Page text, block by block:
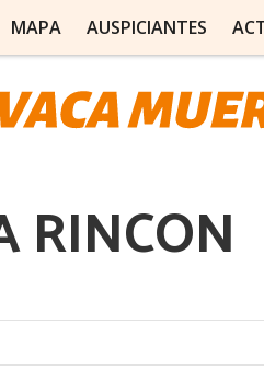
MAPA AUSPICIANTES
RINCON